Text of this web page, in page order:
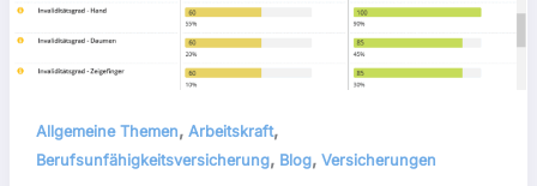
Allgemeine Themen, Arbeitskraft,
Berufsunfähigkeitsversicherung, Blog, Versicherungen